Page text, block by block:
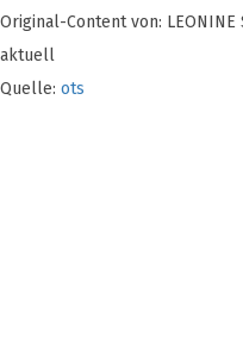
Original-Content von:
aktuell
Quelle: ots